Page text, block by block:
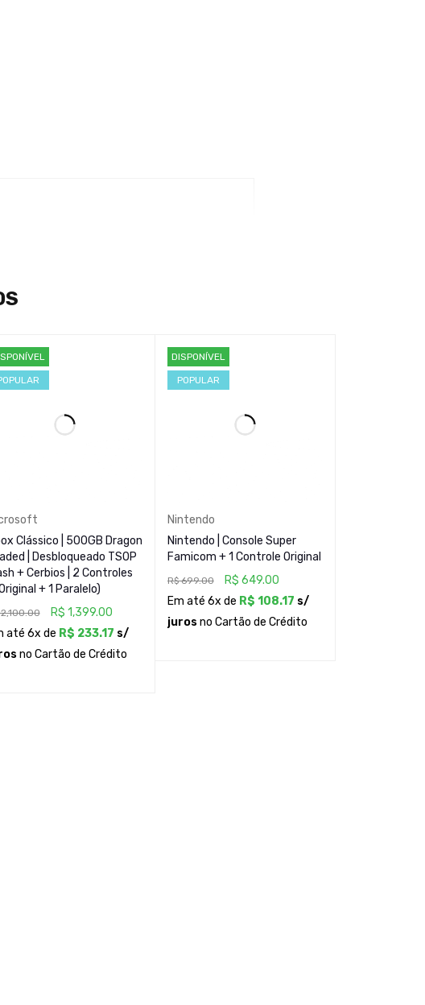
Clássico | 500GB Dragon
| Desbloqueado TSOP
+ Cerbios | 2 Controles
+ 1 Paralelo)
R$ 1,399.00
até 6x de R$ 233.17 s/
no Cartão de Crédito
DISPONÍVEL
POPULAR
Nintendo
Nintendo | Console Super
Famicom + 1 Controle Original
R$699.00 R$ 649.00
Em até 6x de R$ 108.17 s/
juros no Cartão de Crédito